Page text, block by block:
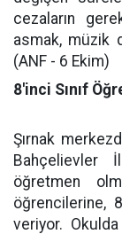
cezaların
asmak, müzik
(ANF - 6 Ekim)
8'inci Sınıf
Şırnak
Bahçelievler
öğretmen
öğrencilerine,
veriyor.